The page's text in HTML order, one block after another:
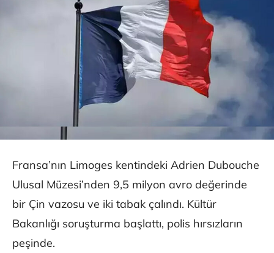
Fransa’nın Limoges kentindeki Adrien Dubouche
Ulusal Müzesi’nden 9,5 milyon avro değerinde
bir Çin vazosu ve iki tabak çalındı. Kültür
Bakanlığı soruşturma başlattı, polis hırsızların
peşinde.